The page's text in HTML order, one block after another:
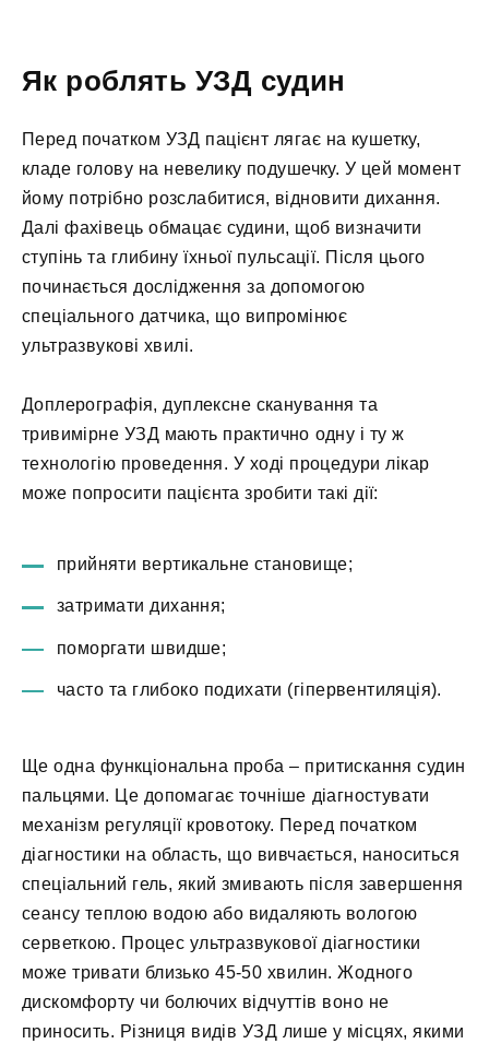
Як роблять УЗД судин
Перед початком УЗД пацієнт лягає на кушетку,
кладе голову на невелику подушечку. У цей момент
йому потрібно розслабитися, відновити дихання.
Далі фахівець обмацає судини, щоб визначити
ступінь та глибину їхньої пульсації. Після цього
починається дослідження за допомогою
спеціального датчика, що випромінює
ультразвукові хвилі.
Доплерографія, дуплексне сканування та
тривимірне УЗД мають практично одну і ту ж
технологію проведення. У ході процедури лікар
може попросити пацієнта зробити такі дії:
прийняти вертикальне становище;
затримати дихання;
поморгати швидше;
часто та глибоко подихати (гіпервентиляція).
Ще одна функціональна проба – притискання судин
пальцями. Це допомагає точніше діагностувати
механізм регуляції кровотоку. Перед початком
діагностики на область, що вивчається, наноситься
спеціальний гель, який змивають після завершення
сеансу теплою водою або видаляють вологою
серветкою. Процес ультразвукової діагностики
може тривати близько 45-50 хвилин. Жодного
дискомфорту чи болючих відчуттів воно не
приносить. Різниця видів УЗД лише у місцях, якими